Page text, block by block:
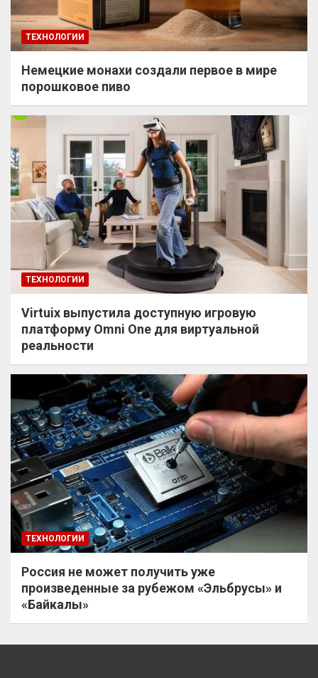
ТЕХНОЛОГИИ
Немецкие монахи создали первое в мире
порошковое пиво
ТЕХНОЛОГИИ
Virtuix выпустила доступную игровую
платформу Omni One для виртуальной
реальности
ТЕХНОЛОГИИ
Россия не может получить уже
произведенные за рубежом «Эльбрусы» и
«Байкалы»